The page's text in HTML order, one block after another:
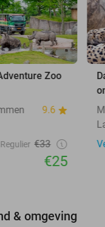
Zoo
9.6
Regulier €33
€25
& omgeving